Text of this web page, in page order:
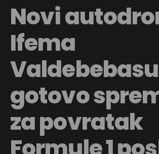
Novi
Ifema
Valdebebasu
gotovo
za povratak